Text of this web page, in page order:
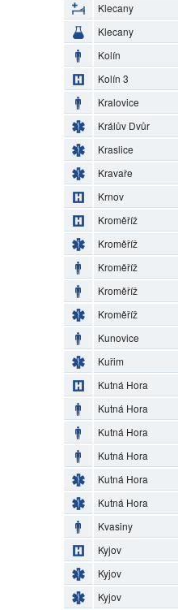
Klecany
Klecany
Kolín
Kolín 3
Kralovice
Králův Dvůr
Kraslice
Kravaře
Krnov
Kroměříž
Kroměříž
Kroměříž
Kroměříž
Kroměříž
Kunovice
Kuřim
Kutná Hora
Kutná Hora
Kutná Hora
Kutná Hora
Kutná Hora
Kutná Hora
Kvasiny
Kyjov
Kyjov
Kyjov